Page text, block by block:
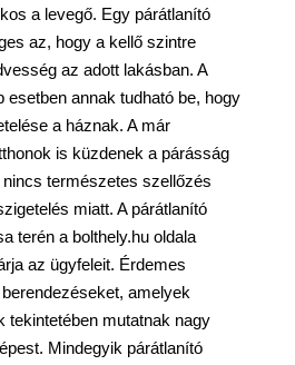
a levegő. Egy párátlanító
az, hogy a kellő szintre
az adott lakásban. A
esetben annak tudható be, hogy
a háznak. A már
is küzdenek a párásság
természetes szellőzés
miatt. A párátlanító
terén a bolthely.hu oldala
az ügyfeleit. Érdemes
amelyek
tekintetében mutatnak nagy
Mindegyik párátlanító